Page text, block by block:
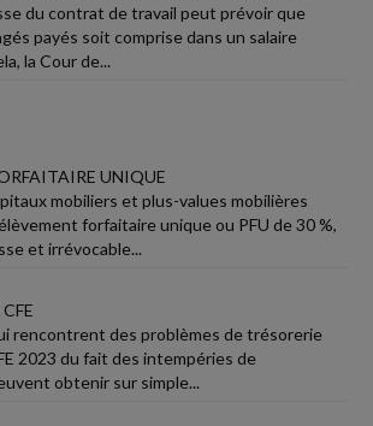
du contrat de travail peut prévoir que
payés soit comprise dans un salaire
la Cour de...
UNIQUE
mobiliers et plus-values mobilières
forfaitaire unique ou PFU de 30 %,
et irrévocable...
rencontrent des problèmes de trésorerie
2023 du fait des intempéries de
obtenir sur simple...